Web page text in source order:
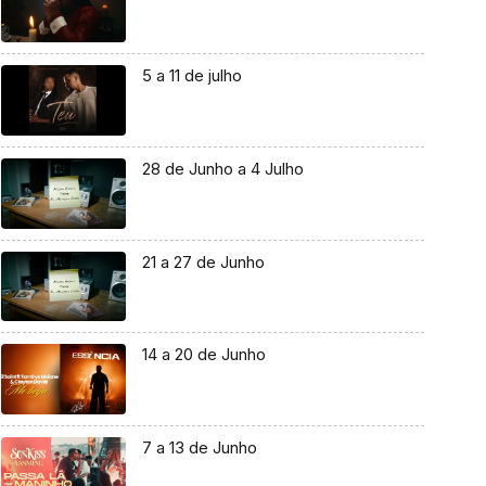
5 a 11 de julho
28 de Junho a 4 Julho
21 a 27 de Junho
14 a 20 de Junho
7 a 13 de Junho